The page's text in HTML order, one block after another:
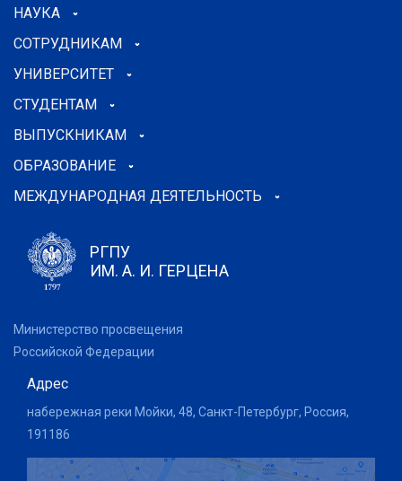
НАУКА
СОТРУДНИКАМ
УНИВЕРСИТЕТ
СТУДЕНТАМ
ВЫПУСКНИКАМ
ОБРАЗОВАНИЕ
МЕЖДУНАРОДНАЯ ДЕЯТЕЛЬНОСТЬ
РГПУ
ИМ. А. И. ГЕРЦЕНА
Министерство просвещения
Российской Федерации
Адрес
набережная реки Мойки, 48, Санкт-Петербург, Россия,
191186